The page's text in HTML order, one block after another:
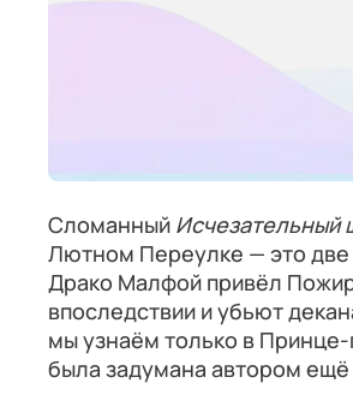
Сломанный Исчезательный
Лютном Переулке — это две
Драко Малфой привёл
впоследствии и убьют
мы узнаём только в
была задумана автором ещё